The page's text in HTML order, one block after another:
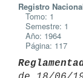
Registro
Tomo: 1
Semestre: 1
Año: 1964
Página: 117